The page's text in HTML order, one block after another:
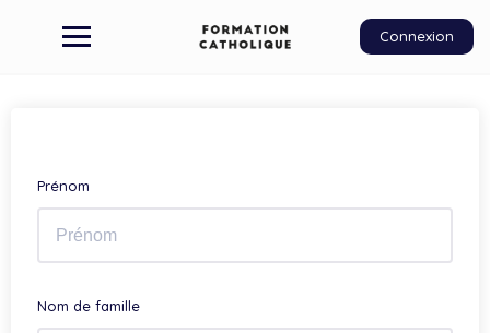
Connexion
Prénom
Nom de famille